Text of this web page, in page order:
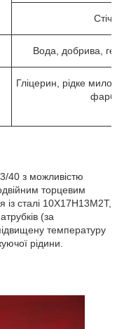
Вода, добрива,
Гліцерин, рідке мило,
фарби,
40 з можливістю
торцевим
із сталі 10Х17Н13М2Т,
(за
температуру
рідини.